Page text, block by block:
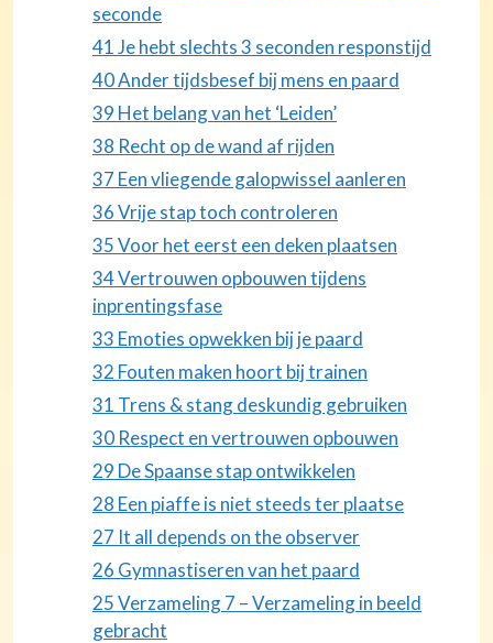
seconde
41 Je hebt slechts 3 seconden responstijd
40 Ander tijdsbesef bij mens en paard
39 Het belang van het ‘Leiden’
38 Recht op de wand af rijden
37 Een vliegende galopwissel aanleren
36 Vrije stap toch controleren
35 Voor het eerst een deken plaatsen
34 Vertrouwen opbouwen tijdens
inprentingsfase
33 Emoties opwekken bij je paard
32 Fouten maken hoort bij trainen
31 Trens & stang deskundig gebruiken
30 Respect en vertrouwen opbouwen
29 De Spaanse stap ontwikkelen
28 Een piaffe is niet steeds ter plaatse
27 It all depends on the observer
26 Gymnastiseren van het paard
25 Verzameling 7 – Verzameling in beeld
gebracht